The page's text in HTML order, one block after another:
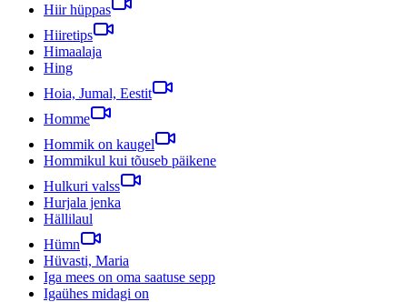
Hiir hüppas
Hiiretips
Himaalaja
Hing
Hoia, Jumal, Eestit
Homme
Hommik on kaugel
Hommikul kui tõuseb päikene
Hulkuri valss
Hurjala jenka
Hällilaul
Hümn
Hüvasti, Maria
Iga mees on oma saatuse sepp
Igaühes midagi on